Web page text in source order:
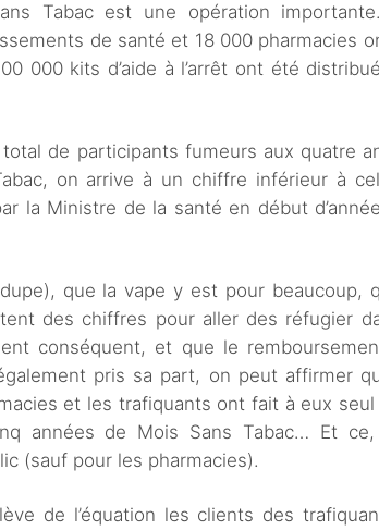
Tabac est une opération
de santé et 18 000 pharmacies
000 kits d’aide à l’arrêt ont été
de participants fumeurs aux quatre
on arrive à un chiffre inférieur à
la Ministre de la santé en début
que la vape y est pour beaucoup,
des chiffres pour aller des réfugier
conséquent, et que le
pris sa part, on peut affirmer
et les trafiquants ont fait à eux seul
années de Mois Sans Tabac… Et ce,
(sauf pour les pharmacies).
de l’équation les clients des